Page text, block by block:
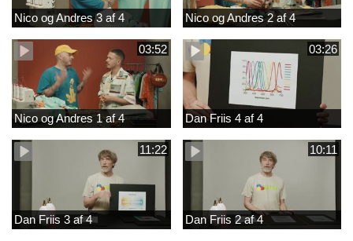
Nico og Andres 3 af 4 Nico og Andres 2 af 4
03:52
Nico og Andres 1 af 4
03:26
Dan Friis 4 af 4
11:22
Dan Friis 3 af 4
10:11
Dan Friis 2 af 4